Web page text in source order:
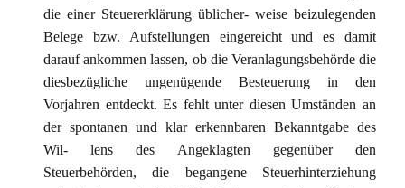
die einer Steuererklärung üblicher- weise beizulegenden
Belege bzw. Aufstellungen eingereicht und es damit
darauf ankommen lassen, ob die Veranlagungsbehörde die
diesbezügliche ungenügende Besteuerung in den
Vorjahren entdeckt. Es fehlt unter diesen Umständen an
der spontanen und klar erkennbaren Bekanntgabe des
Wil- lens des Angeklagten gegenüber den
Steuerbehörden, die begangene Steuerhinterziehung